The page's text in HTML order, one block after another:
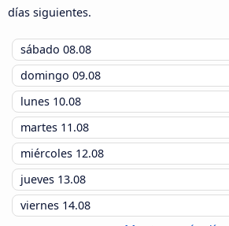
días siguientes.
sábado 08.08
domingo 09.08
lunes 10.08
martes 11.08
miércoles 12.08
jueves 13.08
viernes 14.08